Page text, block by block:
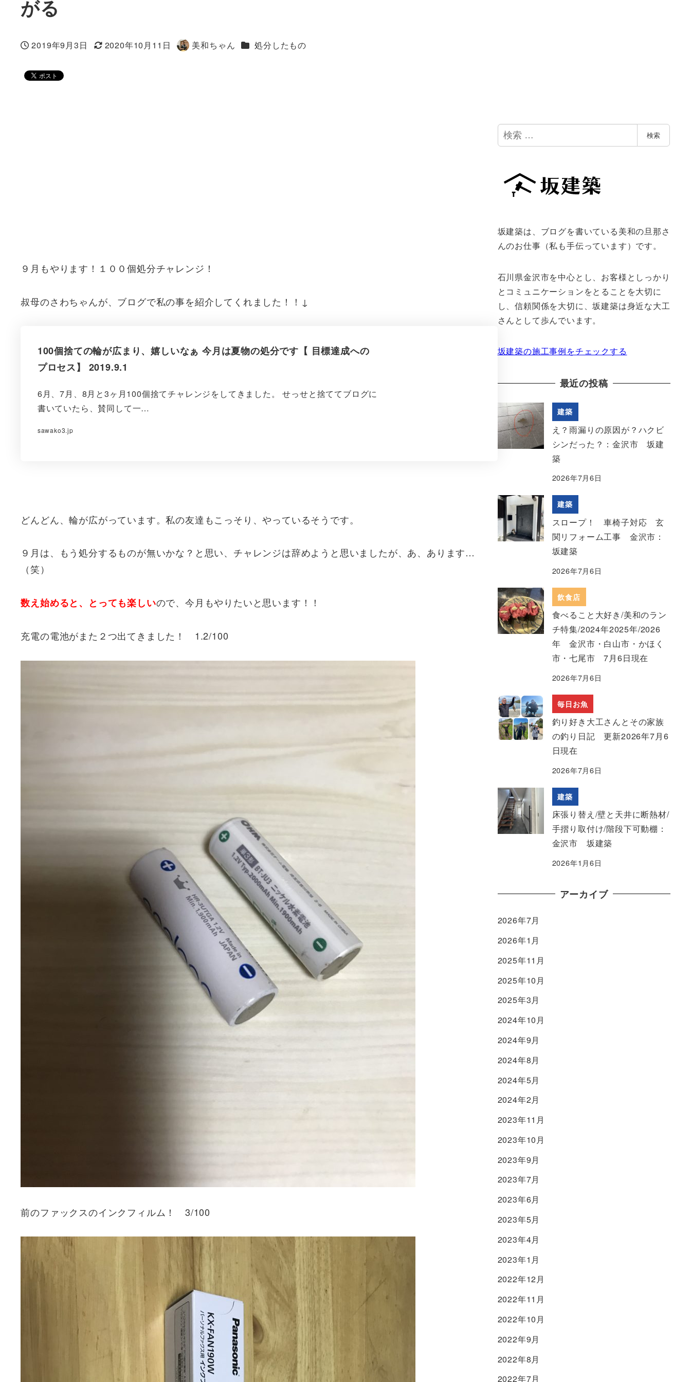
がる
投稿日
2019年9月3日
更新日
2020年10月11日
著
美和ちゃん カテゴリー
処分したもの
９月もやります！１００個処分チャレンジ！
叔母のさわちゃんが、ブログで私の事を紹介してくれました！！↓
100個捨ての輪が広まり、嬉しいなぁ 今月は夏物の処分です【 目標達成への
プロセス】 2019.9.1
6月、7月、8月と3ヶ月100個捨てチャレンジをしてきました。 せっせと捨ててブログに
書いていたら、賛同して一…
sawako3.jp
どんどん、輪が広がっています。私の友達もこっそり、やっているそうです。
９月は、もう処分するものが無いかな？と思い、チャレンジは辞めようと思いましたが、あ、あります…
（笑）
数え始めると、とっても楽しいので、今月もやりたいと思います！！
充電の電池がまた２つ出てきました！ 1.2/100
前のファックスのインクフィルム！ 3/100
検
索
検索
坂建築は、ブログを書いている美和の旦那さ
んのお仕事（私も手伝っています）です。
石川県金沢市を中心とし、お客様としっかり
とコミュニケーションをとることを大切に
し、信頼関係を大切に、坂建築は身近な大工
さんとして歩んでいます。
坂建築の施工事例をチェックする
最近の投稿
建築
え？雨漏りの原因が？ハクビ
シンだった？：金沢市 坂建
築
2026年7月6日
建築
スロープ！ 車椅子対応 玄
関リフォーム工事 金沢市：
坂建築
2026年7月6日
飲食店
食べること大好き/美和のラン
チ特集/2024年2025年/2026
年 金沢市・白山市・かほく
市・七尾市 7月6日現在
2026年7月6日
毎日お魚
釣り好き大工さんとその家族
の釣り日記 更新2026年7月6
日現在
2026年7月6日
建築
床張り替え/壁と天井に断熱材/
手摺り取付け/階段下可動棚：
金沢市 坂建築
2026年1月6日
アーカイブ
2026年7月
2026年1月
2025年11月
2025年10月
2025年3月
2024年10月
2024年9月
2024年8月
2024年5月
2024年2月
2023年11月
2023年10月
2023年9月
2023年7月
2023年6月
2023年5月
2023年4月
2023年1月
2022年12月
2022年11月
2022年10月
2022年9月
2022年8月
2022年7月